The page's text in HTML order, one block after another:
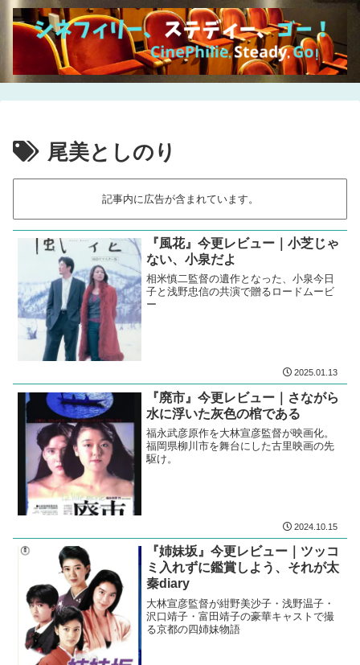
尾美としのり
記事内に広告が含まれています。
『風花』今更レビュー｜小芝じゃ
ない、小泉だよ
相米慎二監督の遺作となった、小泉今日
子と浅野忠信の共演で贈るロードムービ
ー
2025.01.13
『廃市』今更レビュー｜さながら
水に浮いた灰色の棺である
福永武彦原作を大林宣彦監督が映画化。
福岡県柳川市を舞台にした古里映画の先
駆け。
2024.10.15
『姉妹坂』今更レビュー｜ツッコ
ミ入れずに鑑賞しよう、それが太
秦diary
大林宣彦監督が紺野美沙子・浅野温子・
沢口靖子・富田靖子の豪華キャストで撮
る京都の四姉妹物語